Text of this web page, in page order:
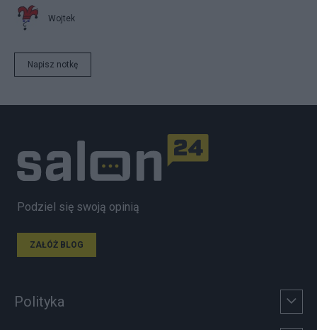
Wojtek
Napisz notkę
Podziel się swoją opinią
ZAŁÓŻ BLOG
Polityka